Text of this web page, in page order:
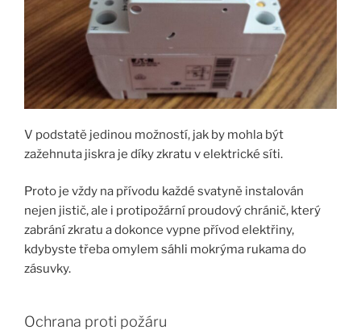
V podstatě jedinou možností, jak by mohla být
zažehnuta jiskra je díky zkratu v elektrické síti.
Proto je vždy na přívodu každé svatyně instalován
nejen jistič, ale i protipožární proudový chránič, který
zabrání zkratu a dokonce vypne přívod elektřiny,
kdybyste třeba omylem sáhli mokrýma rukama do
zásuvky.
Ochrana proti požáru